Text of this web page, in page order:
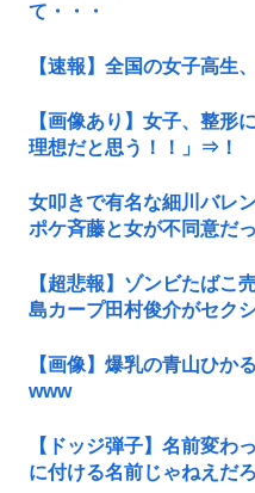
て・・・
【速報】全国の女子高生
【画像あり】女子、整形
理想だと思う！！」⇒！
女叩きで有名な細川バレ
ポケ斉藤と女が不同意だ
【超悲報】ゾンビたばこ
島カープ田村俊介がセク
【画像】爆乳の青山ひか
www
【ドッジ弾子】名前変
に付ける名前じゃねえだ